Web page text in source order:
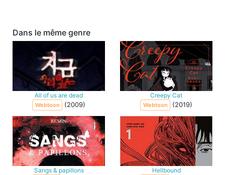
Dans le même genre
All of us are dead
Webtoon (2009)
Creepy Cat
Webtoon (2019)
Sangs & papillons Hellbound